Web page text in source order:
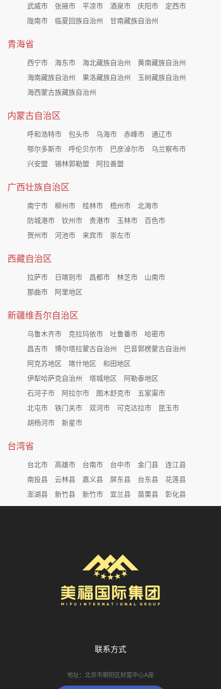
武威市
张掖市 平凉市 酒泉市 庆阳市
定西市
陇南市
临夏回族自治州 甘南藏族自治州
青海省
西宁市 海东市 海北藏族自治州
黄南藏族自治州
海南藏族自治州
果洛藏族自治州
玉树藏族自治州
海西蒙古族藏族自治州
内蒙古自治区
呼和浩特市 包头市 乌海市 赤峰市
通辽市
鄂尔多斯市
呼伦贝尔市 巴彦淖尔市
乌兰察布市
兴安盟
锡林郭勒盟 阿拉善盟
广西壮族自治区
南宁市 柳州市 桂林市 梧州市
北海市
防城港市
钦州市 贵港市 玉林市
百色市
贺州市
河池市 来宾市 崇左市
西藏自治区
拉萨市 日喀则市 昌都市 林芝市
山南市
那曲市
阿里地区
新疆维吾尔自治区
乌鲁木齐市 克拉玛依市 吐鲁番市
哈密市
昌吉市
博尔塔拉蒙古自治州
巴音郭楞蒙古自治州
阿克苏地区
喀什地区
和田地区
伊犁哈萨克自治州
塔城地区
阿勒泰地区
石河子市
阿拉尔市 图木舒克市
五家渠市
北屯市
铁门关市 双河市 可克达拉市
昆玉市
胡杨河市
新星市
台湾省
台北市 高雄市 台南市 台中市 金门县
连江县
南投县
云林县 嘉义县 屏东县 台东县
花莲县
澎湖县
新竹县 新竹市 宜兰县 苗栗县 彰化县
联系方式
地址：北京市朝阳区财富中心A座